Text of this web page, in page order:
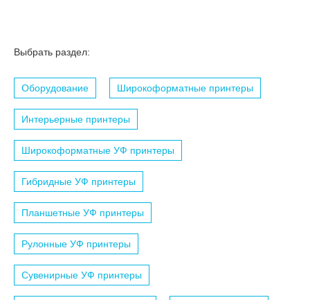
Выбрать раздел:
Оборудование Широкоформатные принтеры
Интерьерные принтеры
Широкоформатные УФ принтеры
Гибридные УФ принтеры
Планшетные УФ принтеры
Рулонные УФ принтеры
Сувенирные УФ принтеры